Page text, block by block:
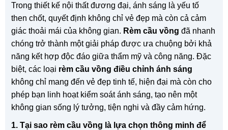
Trong thiết kế nội thất đương đại, ánh sáng là yếu tố
then chốt, quyết định không chỉ vẻ đẹp mà còn cả cảm
giác thoải mái của không gian. Rèm cầu vồng đã nhanh
chóng trở thành một giải pháp được ưa chuộng bởi khả
năng kết hợp độc đáo giữa thẩm mỹ và công năng. Đặc
biệt, các loại rèm cầu vồng điều chỉnh ánh sáng
không chỉ mang đến vẻ đẹp tinh tế, hiện đại mà còn cho
phép bạn linh hoạt kiểm soát ánh sáng, tạo nên một
không gian sống lý tưởng, tiện nghi và đầy cảm hứng.
1. Tại sao rèm cầu vồng là lựa chọn thông minh để